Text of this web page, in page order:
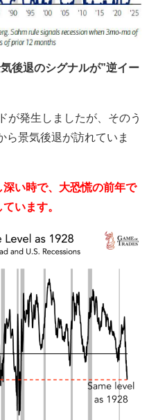
後退のシグナルが”逆イー
が発生しましたが、そのう
ら景気後退が訪れていま
い時で、大恐慌の前年で
います。